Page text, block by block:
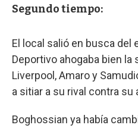
Segundo tiempo:
El local salió en busca del
Deportivo ahogaba bien
Liverpool, Amaro y
a sitiar a su rival contra su
Boghossian ya había